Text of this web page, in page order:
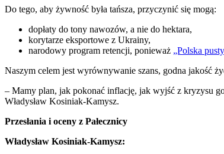
Do tego, aby żywność była tańsza, przyczynić się mogą:
dopłaty do tony nawozów, a nie do hektara,
korytarze eksportowe z Ukrainy,
narodowy program retencji, ponieważ „Polska
Naszym celem jest wyrównywanie szans, godna jakość
– Mamy plan, jak pokonać inflację, jak wyjść z kryzysu
Władysław Kosiniak-Kamysz.
Przesłania i oceny z Pałecznicy
Władysław Kosiniak-Kamysz: